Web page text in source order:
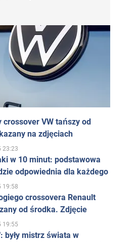
crossover VW tańszy od
na zdjęciach
23:23
w 10 minut: podstawowa
odpowiednia dla każdego
19:58
crossovera Renault
od środka. Zdjęcie
19:55
były mistrz świata w